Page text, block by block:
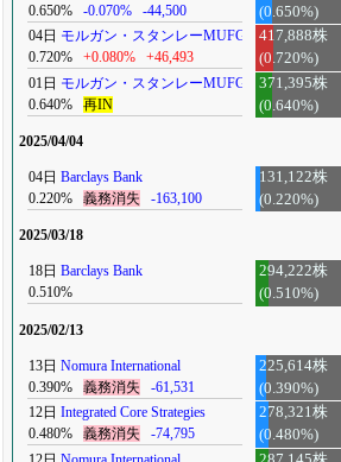
0.650%
-0.070% -44,500
(0.650%)
04日 モルガン・スタンレーMUFG
0.720%
+0.080% +46,493
417,888株
(0.720%)
01日 モルガン・スタンレーMUFG
0.640%
再IN
371,395株
(0.640%)
2025/04/04
04日 Barclays Bank
0.220%
義務消失 -163,100
131,122株
(0.220%)
2025/03/18
18日 Barclays Bank
0.510%
294,222株
(0.510%)
2025/02/13
13日 Nomura International
0.390%
義務消失 -61,531
225,614株
(0.390%)
12日 Integrated Core Strategies
0.480%
義務消失 -74,795
278,321株
(0.480%)